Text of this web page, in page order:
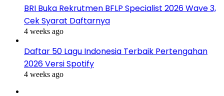
BRI Buka Rekrutmen BFLP Specialist 2026 Wave 3,
Cek Syarat Daftarnya
4 weeks ago
Daftar 50 Lagu Indonesia Terbaik Pertengahan
2026 Versi Spotify
4 weeks ago